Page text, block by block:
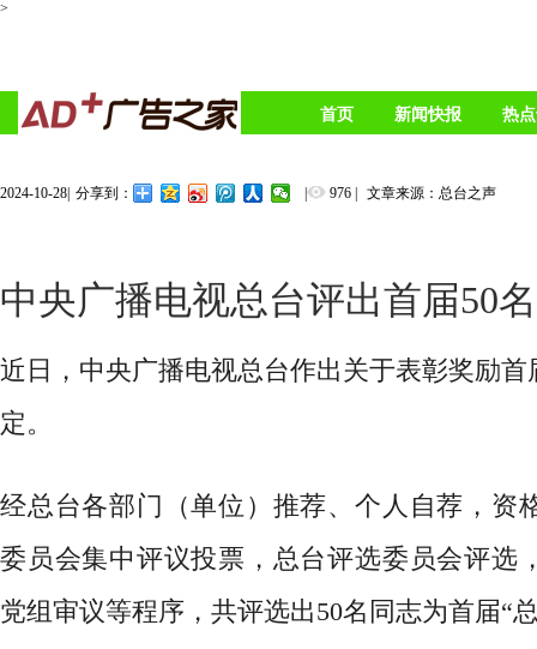
>
首页 新闻快报 热
2024-10-28| 分享到： | 976 | 文章来源：总台之声
中央广播电视总台评出首届50
近日，中央广播电视总台作出关于表彰奖励首
定。
经总台各部门（单位）推荐、个人自荐，资
委员会集中评议投票，总台评选委员会评选
党组审议等程序，共评选出50名同志为首届“